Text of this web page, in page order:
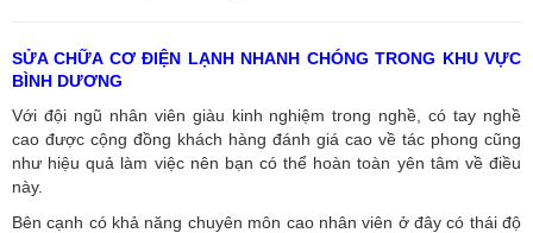
SỬA CHỮA CƠ ĐIỆN LẠNH NHANH CHÓNG TRONG KHU VỰC
BÌNH DƯƠNG
Với đội ngũ nhân viên giàu kinh nghiệm trong nghề, có tay nghề
cao được cộng đồng khách hàng đánh giá cao về tác phong cũng
như hiệu quả làm việc nên bạn có thể hoàn toàn yên tâm về điều
này.
Bên cạnh có khả năng chuyên môn cao nhân viên ở đây có thái độ